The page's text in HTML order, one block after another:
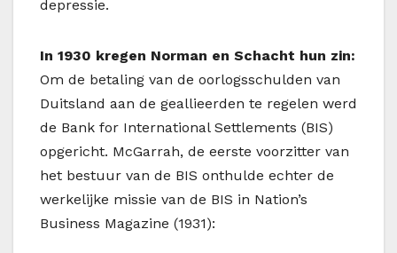
depressie.
In 1930 kregen Norman en Schacht hun zin:
Om de betaling van de oorlogsschulden van
Duitsland aan de geallieerden te regelen werd
de Bank for International Settlements (BIS)
opgericht. McGarrah, de eerste voorzitter van
het bestuur van de BIS onthulde echter de
werkelijke missie van de BIS in Nation’s
Business Magazine (1931):